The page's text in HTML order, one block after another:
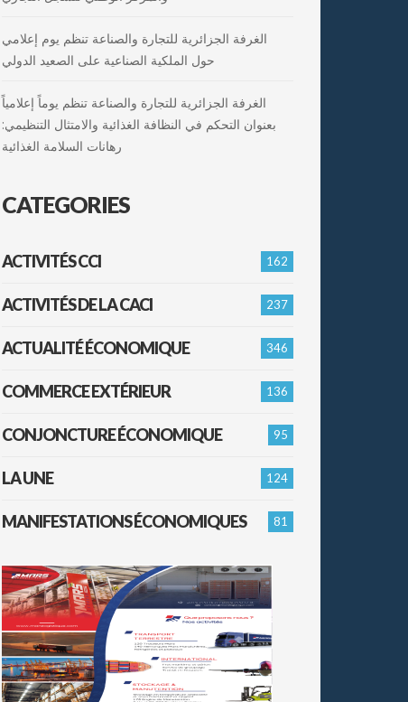
الغرفة الجزائرية للتجارة والصناعة تنظم يوم إعلامي
حول الملكية الصناعية على الصعيد الدولي
الغرفة الجزائرية للتجارة والصناعة تنظم يوماً إعلامياً
بعنوان التحكم في النظافة الغذائية والامتثال التنظيمي:
رهانات السلامة الغذائية
CATEGORIES
162
ACTIVITÉS CCI
237
ACTIVITÉS DE LA CACI
346
ACTUALITÉ ÉCONOMIQUE
136
COMMERCE EXTÉRIEUR
95
CONJONCTURE ÉCONOMIQUE
124
LA UNE
81
MANIFESTATIONS ÉCONOMIQUES